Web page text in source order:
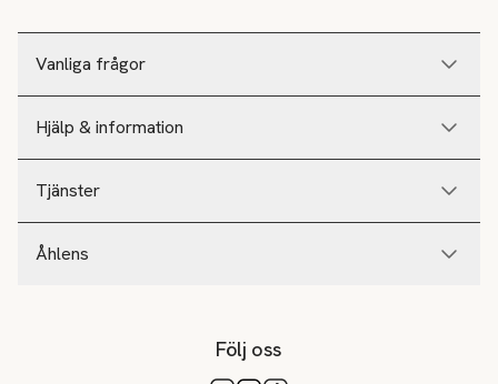
Vanliga frågor
Hjälp & information
Tjänster
Åhlens
Följ oss